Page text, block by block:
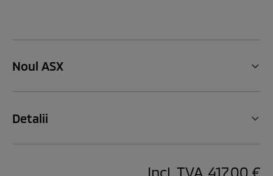
Noul ASX
Detalii
Incl. TVA 417,00 €